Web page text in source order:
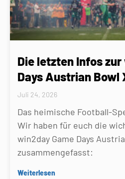
Die letzten Infos
Days Austrian Bowl
Juli 24, 2026
Das heimische Football-
Wir haben für euch die
win2day Game Days
zusammengefasst:
Weiterlesen